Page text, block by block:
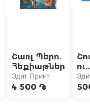
Շառլ Պերո.
Հեքիաթներ
Эдит Принт
4 500 ֏
ու